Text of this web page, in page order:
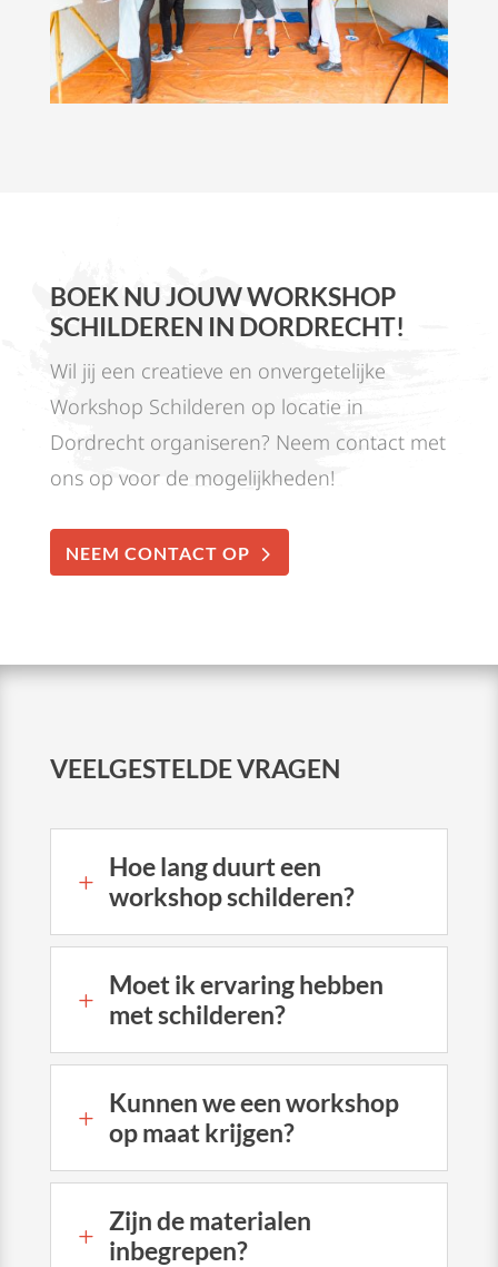
BOEK NU JOUW WORKSHOP
SCHILDEREN IN DORDRECHT!
Wil jij een creatieve en onvergetelijke
Workshop Schilderen op locatie in
Dordrecht organiseren? Neem contact met
ons op voor de mogelijkheden!
NEEM CONTACT OP
VEELGESTELDE VRAGEN
L
Hoe lang duurt een
workshop schilderen?
L
Moet ik ervaring hebben
met schilderen?
L
Kunnen we een workshop
op maat krijgen?
L
Zijn de materialen
inbegrepen?